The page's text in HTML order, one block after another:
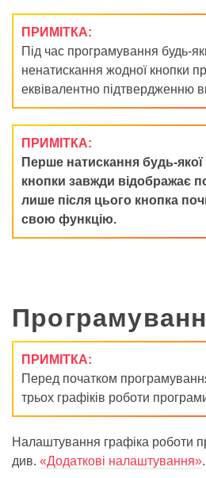
ПРИМІТКА:
Під час програмування будь-
ненатискання жодної кнопки
еквівалентно підтвердженню
ПРИМІТКА:
Перше натискання будь-
кнопки завжди відображає
лише після цього кнопка
свою функцію.
ПРИМІТКА:
Перед початком
трьох графіків роботи
Налаштування графіка роботи
див. «Додаткові налаштування».